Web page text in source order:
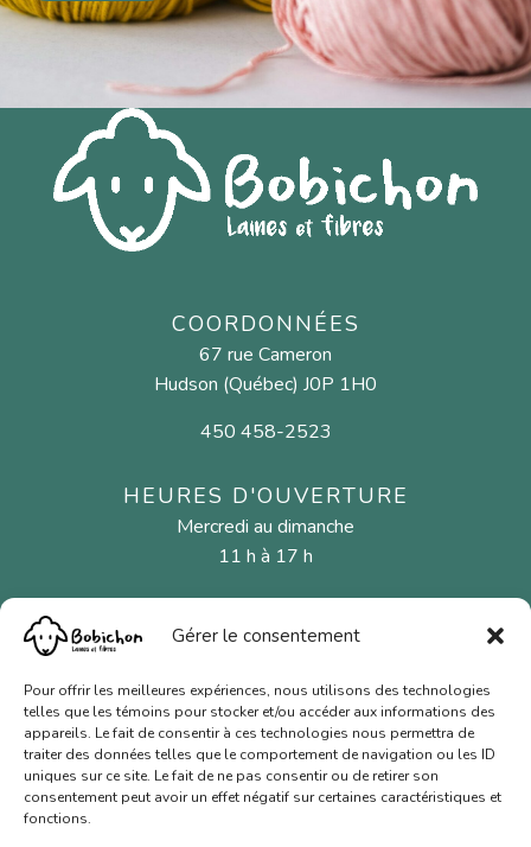
Gérer le consentement
Pour offrir les meilleures expériences, nous utilisons des technologies
telles que les témoins pour stocker et/ou accéder aux informations des
appareils. Le fait de consentir à ces technologies nous permettra de
traiter des données telles que le comportement de navigation ou les ID
uniques sur ce site. Le fait de ne pas consentir ou de retirer son
consentement peut avoir un effet négatif sur certaines caractéristiques et
fonctions.
COORDONNÉES
67 rue Cameron
Hudson (Québec) J0P 1H0
450 458-2523
HEURES D'OUVERTURE
Mercredi au dimanche
11 h à 17 h
MENU
Fibres naturelles
Aiguilles et crochets
Cartes-cadeaux
Nous joindre